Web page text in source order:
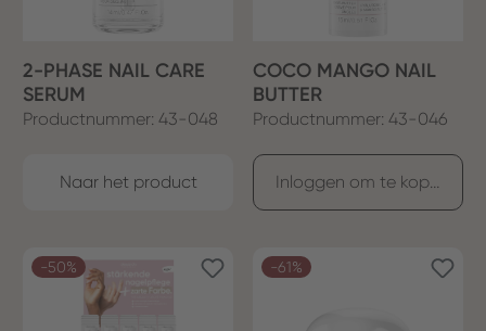
2-PHASE NAIL CARE
SERUM
Productnummer: 43-048
Naar het product
COCO MANGO NAIL
BUTTER
Productnummer: 43-046
-50% -61%